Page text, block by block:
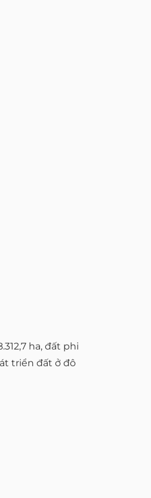
ha, đất phi
triển đất ở đô